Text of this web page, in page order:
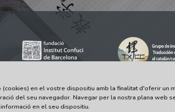
© 2021-2022 Universitat Autònoma de
en el vostre dispositiu amb la finalitat d'oferir un
del seu navegador. Navegar per la nostra plana web
en el seu dispositiu.